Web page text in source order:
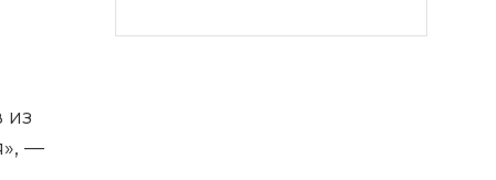
из
—